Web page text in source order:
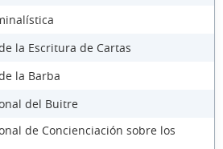
la Escritura de Cartas
la Barba
del Buitre
de Concienciación sobre los